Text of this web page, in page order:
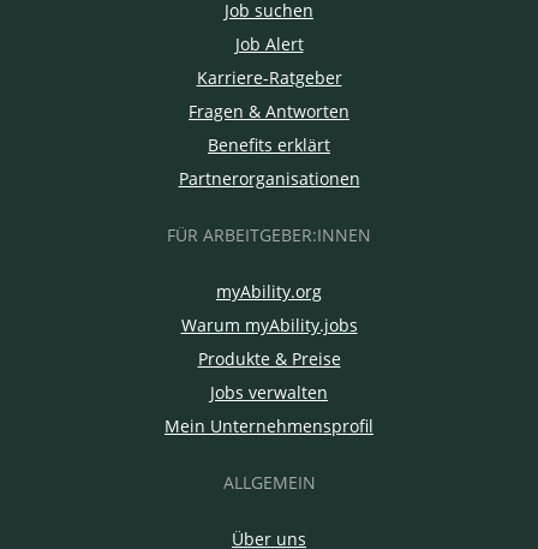
Job suchen
Job Alert
Karriere-Ratgeber
Fragen & Antworten
Benefits erklärt
Partnerorganisationen
FÜR ARBEITGEBER:INNEN
myAbility.org
Warum myAbility.jobs
Produkte & Preise
Jobs verwalten
Mein Unternehmensprofil
ALLGEMEIN
Über uns